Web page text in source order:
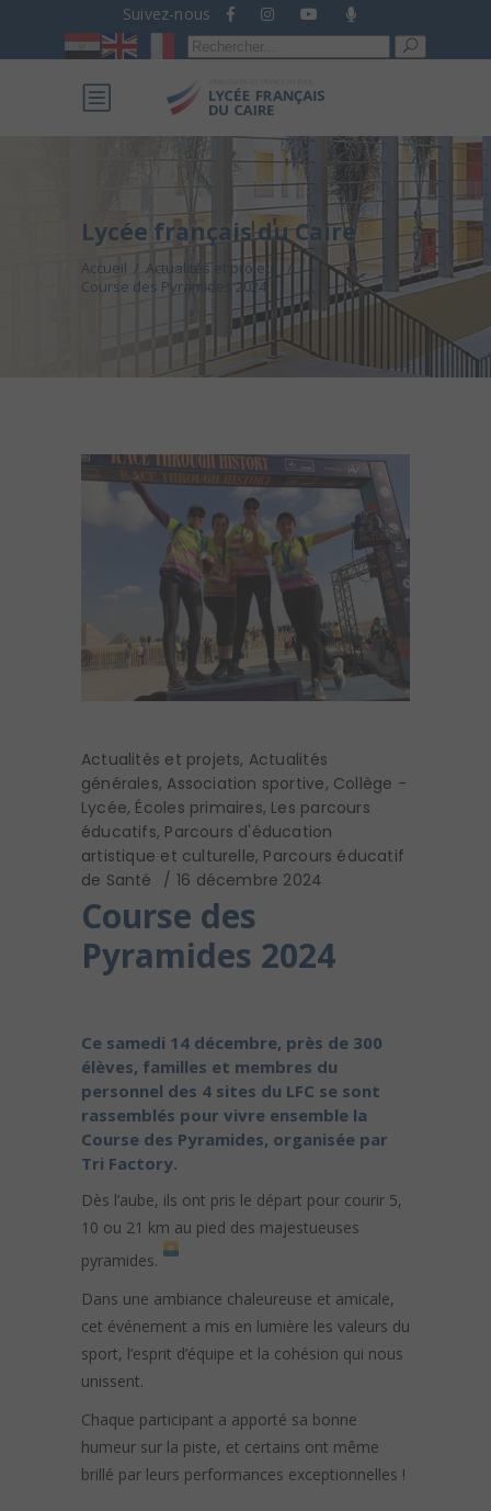
Suivez-nous
Recherche
pour :
Lycée français du Caire
Accueil / Actualités et projets
/
Course des Pyramides 2024
Actualités et projets, Actualités
générales, Association sportive, Collège -
Lycée, Écoles primaires, Les parcours
éducatifs, Parcours d'éducation
artistique et culturelle, Parcours éducatif
de Santé
16 décembre 2024
Course des
Pyramides 2024
Ce samedi 14 décembre, près de 300
élèves, familles et membres du
personnel des 4 sites du LFC se sont
rassemblés pour vivre ensemble la
Course des Pyramides, organisée par
Tri Factory.
Dès l’aube, ils ont pris le départ pour courir 5,
10 ou 21 km au pied des majestueuses
pyramides.
Dans une ambiance chaleureuse et amicale,
cet événement a mis en lumière les valeurs du
sport, l’esprit d’équipe et la cohésion qui nous
unissent.
Chaque participant a apporté sa bonne
humeur sur la piste, et certains ont même
brillé par leurs performances exceptionnelles !